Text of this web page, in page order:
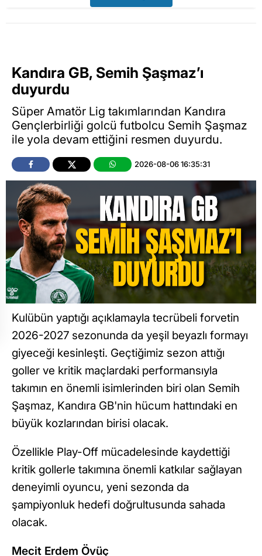
Kandıra GB, Semih Şaşmaz’ı
duyurdu
Süper Amatör Lig takımlarından Kandıra
Gençlerbirliği golcü futbolcu Semih Şaşmaz
ile yola devam ettiğini resmen duyurdu.
2026-08-06 16:35:31
Kulübün yaptığı açıklamayla tecrübeli forvetin
2026-2027 sezonunda da yeşil beyazlı formayı
giyeceği kesinleşti. Geçtiğimiz sezon attığı
goller ve kritik maçlardaki performansıyla
takımın en önemli isimlerinden biri olan Semih
Şaşmaz, Kandıra GB'nin hücum hattındaki en
büyük kozlarından birisi olacak.
Özellikle Play-Off mücadelesinde kaydettiği
kritik gollerle takımına önemli katkılar sağlayan
deneyimli oyuncu, yeni sezonda da
şampiyonluk hedefi doğrultusunda sahada
olacak.
Mecit Erdem Övüç